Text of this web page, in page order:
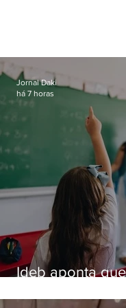
Ideb aponta que
educação
Jornal Daki
há 7 horas